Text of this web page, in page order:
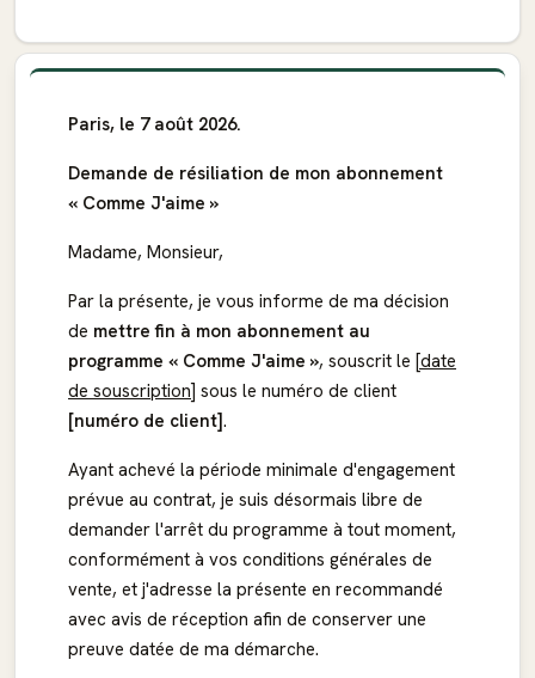
Paris, le 7 août 2026.
Demande de résiliation de mon abonnement
« Comme J'aime »
Madame, Monsieur,
Par la présente, je vous informe de ma décision
de mettre fin à mon abonnement au
programme « Comme J'aime », souscrit le [date
de souscription] sous le numéro de client
[numéro de client].
Ayant achevé la période minimale d'engagement
prévue au contrat, je suis désormais libre de
demander l'arrêt du programme à tout moment,
conformément à vos conditions générales de
vente, et j'adresse la présente en recommandé
avec avis de réception afin de conserver une
preuve datée de ma démarche.